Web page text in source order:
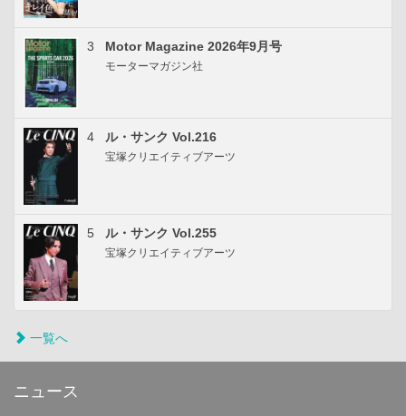
3 Motor Magazine 2026年9月号
モーターマガジン社
4 ル・サンク Vol.216
宝塚クリエイティブアーツ
5 ル・サンク Vol.255
宝塚クリエイティブアーツ
一覧へ
ニュース